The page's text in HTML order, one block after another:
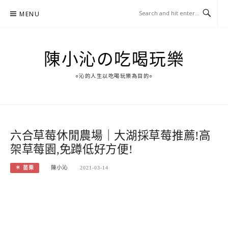
MENU
陳小沁の吃喝玩樂
○沁的人生以吃喝玩樂為目的○
六合草莓休閒農場｜大湖採草莓推薦!高
架草莓園,免蹲低好方便!
＊ 苗栗 陳小沁 2021-03-14